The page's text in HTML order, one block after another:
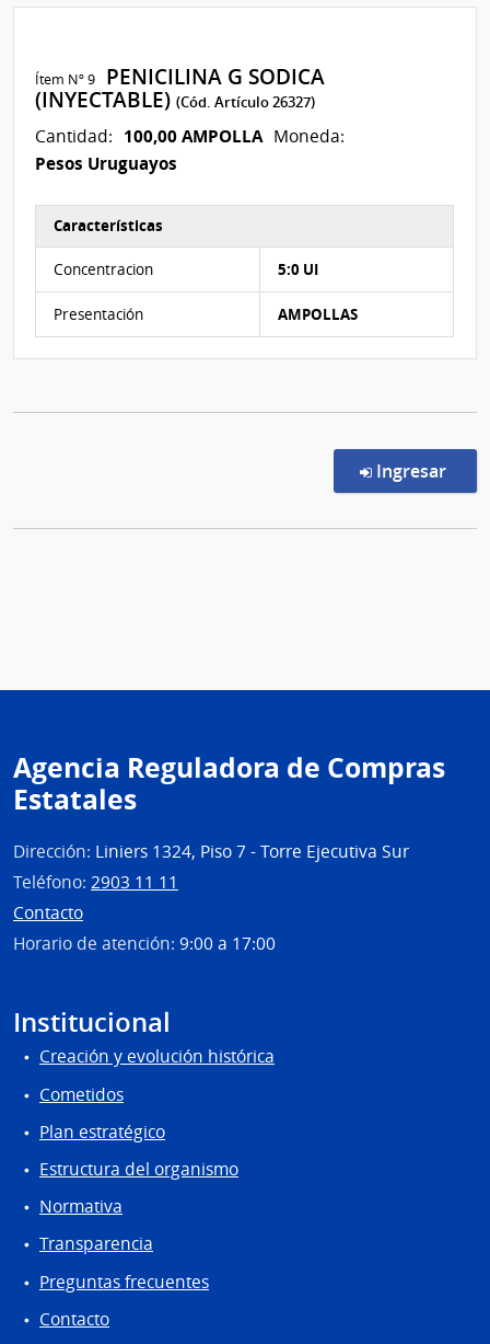
Ítem Nº 9
PENICILINA G SODICA
(INYECTABLE)(Cód. Artículo 26327)
Cantidad: 100,00 AMPOLLA Moneda:
Pesos Uruguayos
Características
Concentracion 5:0 UI
Presentación AMPOLLAS
Ingresar
Agencia Reguladora de Compras
Estatales
Dirección: Liniers 1324, Piso 7 - Torre Ejecutiva Sur
Teléfono: 2903 11 11
Contacto
Horario de atención: 9:00 a 17:00
Institucional
Creación y evolución histórica
Cometidos
Plan estratégico
Estructura del organismo
Normativa
Transparencia
Preguntas frecuentes
Contacto